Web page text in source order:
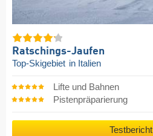
Ratschings-Jaufen
Top-Skigebiet in Italien
Lifte und Bahnen
Pistenpräparierung
Testbericht